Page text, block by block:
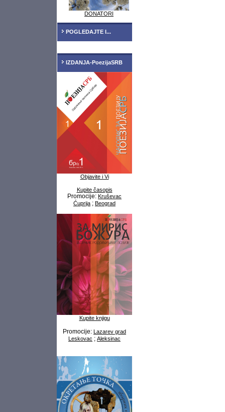
DONATORI
POGLEDAJTE I...
IZDANJA-PoezijaSRB
Objavite i Vi
Kupite časopis
Promocije: Kruševac
Ćuprija ; Beograd
Kupite knjigu
Promocije: Lazarev grad
Leskovac ; Aleksinac